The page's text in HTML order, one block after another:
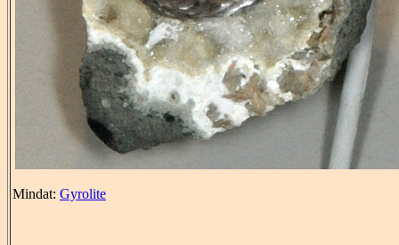
Mindat: Gyrolite